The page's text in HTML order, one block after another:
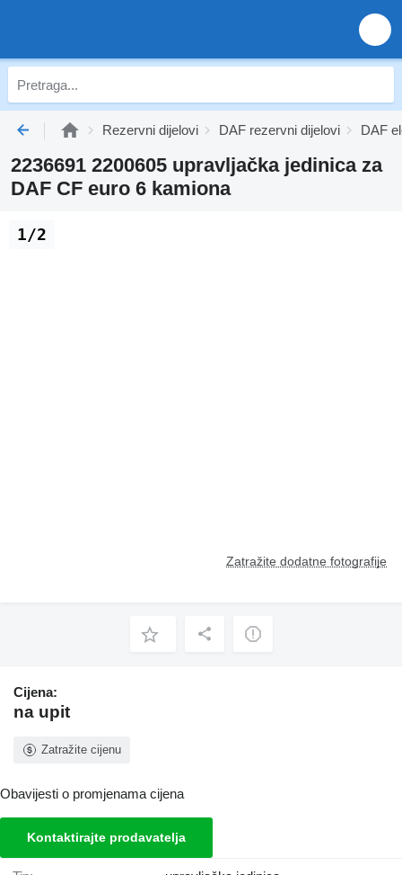
Rezervni dijelovi DAF rezervni dijelovi DAF
2236691 2200605 upravljačka jedinica za
DAF CF euro 6 kamiona
Zatražite dodatne fotografije
1/2
Cijena:
na upit
Zatražite cijenu
Obavijesti o promjenama cijena
Kontaktirajte prodavatelja